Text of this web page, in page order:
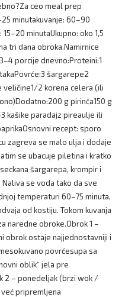
ceo meal prep
minutakuvanje: 60–90
minutaUkupno: oko 1,5
tri dana obroka.Namirnice
porcije dnevno:Proteini:1
šargarepe2
veličine1/2 korena celera (ili
g pirinča150 g
kašike paradajz pireaulje ili
recept: sporo
zagreva se malo ulja i dodaje
se ubacuje piletina i kratko
šargarepa, krompir i
se voda tako da sve
temperaturi 60–75 minuta,
od kostiju. Tokom kuvanja
naredne obroke.Obrok 1 –
obrok ostaje najjednostavniji i
povrćesupa sa
oblik“ jela pre
2 – ponedeljak (brzi wok /
pripremljena